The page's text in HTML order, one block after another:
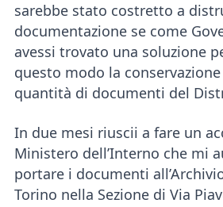
sarebbe stato costretto a
documentazione se come
avessi trovato una soluzione
questo modo la
quantità di documenti del
In due mesi riuscii a fare un
Ministero dell’Interno che mi
portare i documenti
Torino nella Sezione di Via